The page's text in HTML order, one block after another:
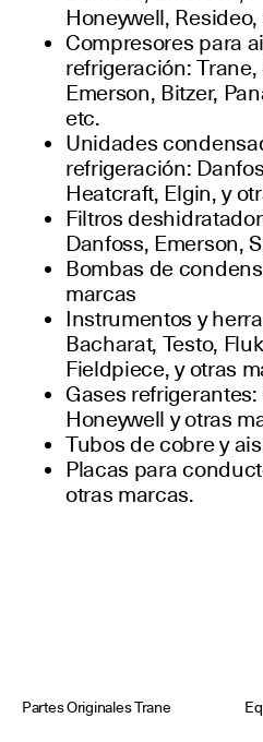
Honeywell, Resideo,
Compresores para
refrigeración: Trane,
Emerson, Bitzer,
etc.
Unidades
refrigeración:
Heatcraft, Elgin, y
Filtros
Danfoss, Emerson,
Bombas de
marcas
Instrumentos y
Bacharat, Testo,
Fieldpiece, y otras
Gases
Honeywell y otras
Tubos de cobre y
Placas para
otras marcas.
Partes Originales Trane